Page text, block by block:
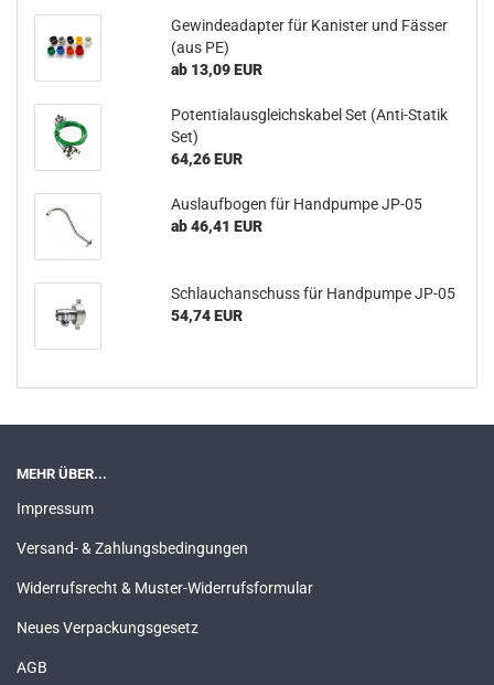
Ge­win­de­ad­ap­ter für Ka­nis­ter und Fäs­ser
(aus PE)
ab 13,09 EUR
Po­ten­ti­al­aus­gleichs­ka­bel Set (Anti-​Statik
Set)
64,26 EUR
Aus­lauf­bo­gen für Hand­pum­pe JP-05
ab 46,41 EUR
Schlauch­an­schuss für Hand­pum­pe JP-05
54,74 EUR
MEHR ÜBER...
Impressum
Versand- & Zahlungsbedingungen
Widerrufsrecht & Muster-Widerrufsformular
Neues Verpackungsgesetz
AGB